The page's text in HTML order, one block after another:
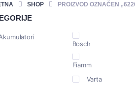
SHOP PROIZVOD OZNAČEN
Bosch
Fiamm
Varta